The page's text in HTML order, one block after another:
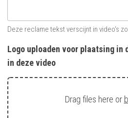
Deze reclame tekst verscijnt in video's
Logo uploaden voor plaatsing in
in deze video
Drag files here or